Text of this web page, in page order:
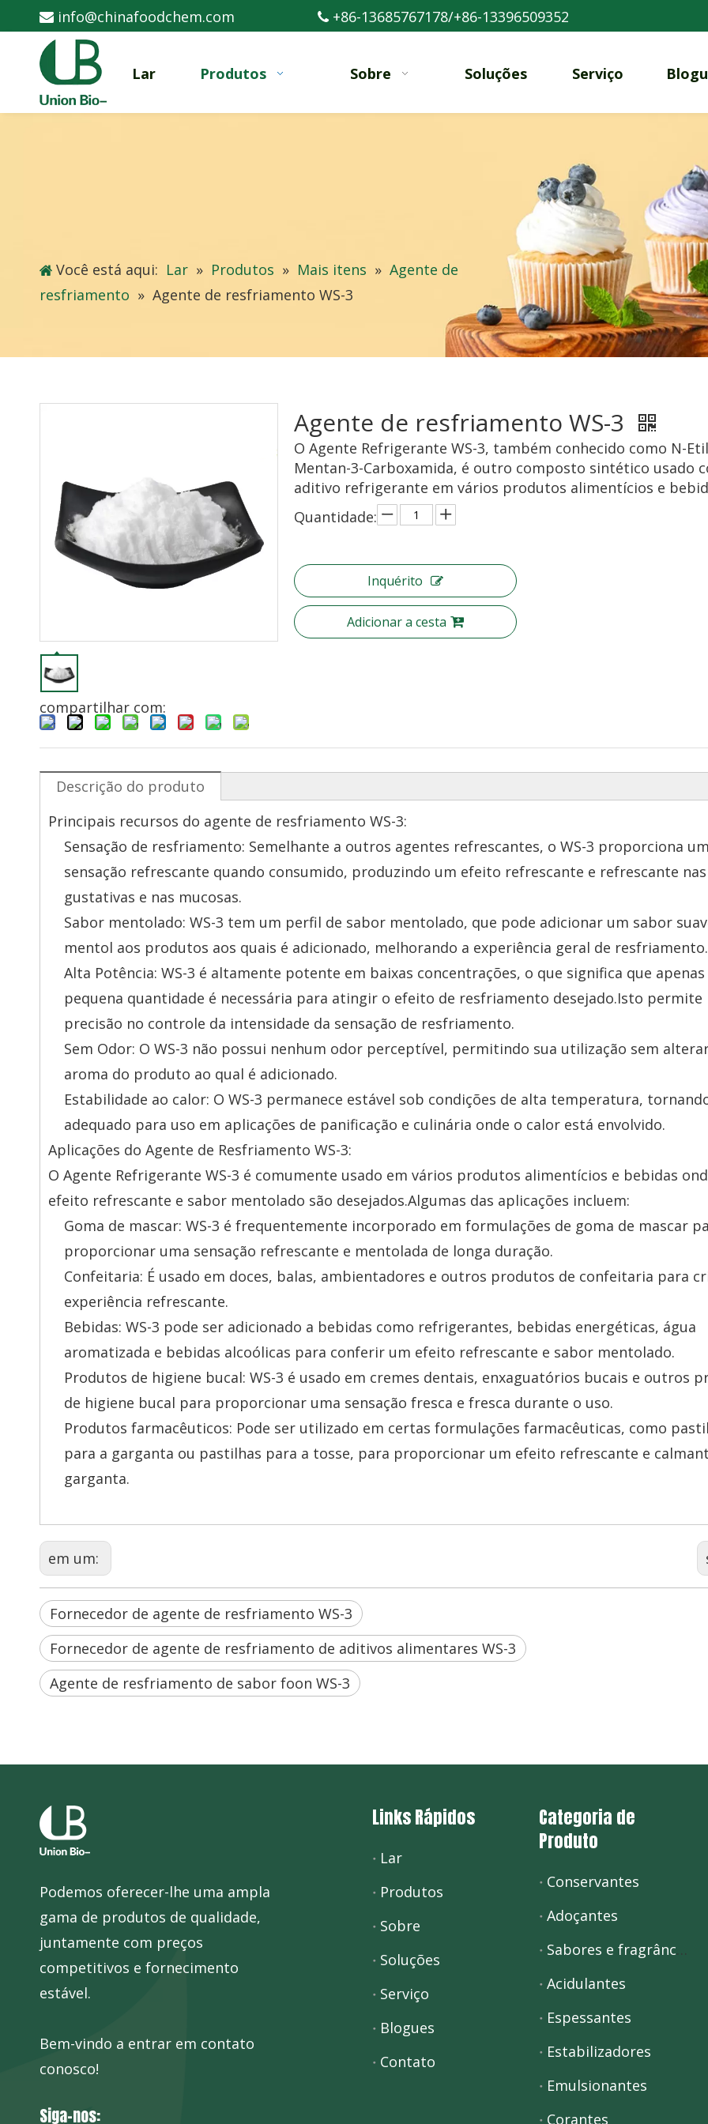
 info@chinafoodchem.com  +86-13685767178/+86-13396509352
Lar Produtos Sobre Soluções Serviço
Você está aqui: Lar » Produtos » Mais itens » Agente de
resfriamento » Agente de resfriamento WS-3
compartilhar com:
Agente de resfriamento WS-3
O Agente Refrigerante WS-3, também conhecido como N-
Mentan-3-Carboxamida, é outro composto sintético usado
aditivo refrigerante em vários produtos alimentícios e
Quantidade:
Inquérito
Adicionar a cesta
Descrição do produto
Principais recursos do agente de resfriamento WS-3:
Sensação de resfriamento: Semelhante a outros agentes refrescantes, o WS-3 proporciona
sensação refrescante quando consumido, produzindo um efeito refrescante e refrescante
gustativas e nas mucosas.
Sabor mentolado: WS-3 tem um perfil de sabor mentolado, que pode adicionar um sabor
mentol aos produtos aos quais é adicionado, melhorando a experiência geral de resfriamento.
Alta Potência: WS-3 é altamente potente em baixas concentrações, o que significa que
pequena quantidade é necessária para atingir o efeito de resfriamento desejado.Isto permite
precisão no controle da intensidade da sensação de resfriamento.
Sem Odor: O WS-3 não possui nenhum odor perceptível, permitindo sua utilização sem
aroma do produto ao qual é adicionado.
Estabilidade ao calor: O WS-3 permanece estável sob condições de alta temperatura,
adequado para uso em aplicações de panificação e culinária onde o calor está envolvido.
Aplicações do Agente de Resfriamento WS-3:
O Agente Refrigerante WS-3 é comumente usado em vários produtos alimentícios e bebidas
efeito refrescante e sabor mentolado são desejados.Algumas das aplicações incluem:
Goma de mascar: WS-3 é frequentemente incorporado em formulações de goma de mascar
proporcionar uma sensação refrescante e mentolada de longa duração.
Confeitaria: É usado em doces, balas, ambientadores e outros produtos de confeitaria para
experiência refrescante.
Bebidas: WS-3 pode ser adicionado a bebidas como refrigerantes, bebidas energéticas, água
aromatizada e bebidas alcoólicas para conferir um efeito refrescante e sabor mentolado.
Produtos de higiene bucal: WS-3 é usado em cremes dentais, enxaguatórios bucais e outros
de higiene bucal para proporcionar uma sensação fresca e fresca durante o uso.
Produtos farmacêuticos: Pode ser utilizado em certas formulações farmacêuticas, como
para a garganta ou pastilhas para a tosse, para proporcionar um efeito refrescante e
garganta.
em um:
Fornecedor de agente de resfriamento WS-3
Fornecedor de agente de resfriamento de aditivos alimentares WS-3
Agente de resfriamento de sabor foon WS-3
Podemos oferecer-lhe uma ampla
gama de produtos de qualidade,
juntamente com preços
competitivos e fornecimento
estável.
Bem-vindo a entrar em contato
conosco!
Siga-nos:
Links Rápidos
Lar
Produtos
Sobre
Soluções
Serviço
Blogues
Contato
Categoria de
Produto
Conservantes
Adoçantes
Sabores e fragrâncias
Acidulantes
Espessantes
Estabilizadores
Emulsionantes
Corantes